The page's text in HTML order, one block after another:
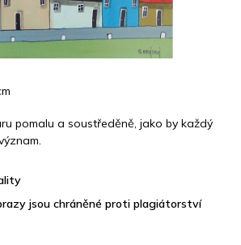
jsou chráněné proti plagiátorství
pomalu a soustředěně, jako by každý